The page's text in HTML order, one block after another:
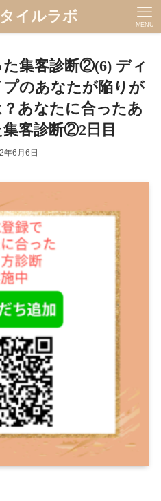
イルラボ MENU
集客診断②(6) ディ
のあなたが陥りが
あなたに合ったあ
客診断②2日目
年6月6日